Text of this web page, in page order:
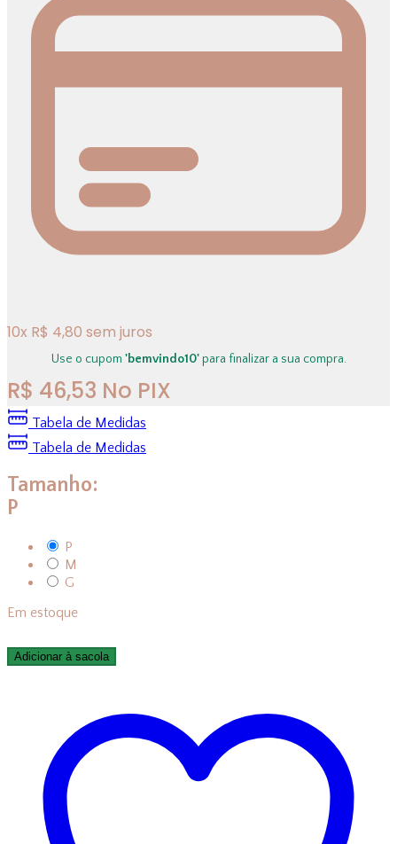
10x R$ 4,80 sem juros
Use o cupom 'bemvindo10'para finalizar a sua compra.
R$ 46,53 No PIX
Tabela de Medidas
Tabela de Medidas
Tamanho:
P
P
M
G
Em estoque
Adicionar à sacola